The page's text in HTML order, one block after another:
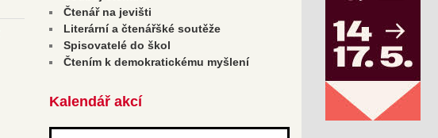
Čtenář na jevišti
Literární a čtenářšké soutěže
Spisovatelé do škol
Čtením k demokratickému myšlení
Kalendář akcí